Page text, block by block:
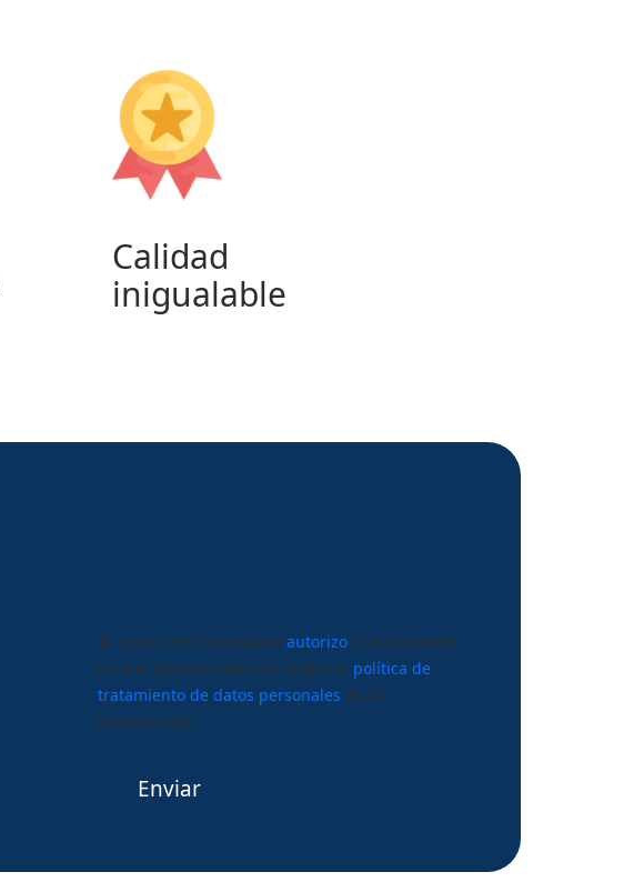
Calidad
inigualable
Al enviar este formularioautorizo el tratamiento
de mis datos personales según la política de
tratamiento de datos personales de la
organización.
Enviar